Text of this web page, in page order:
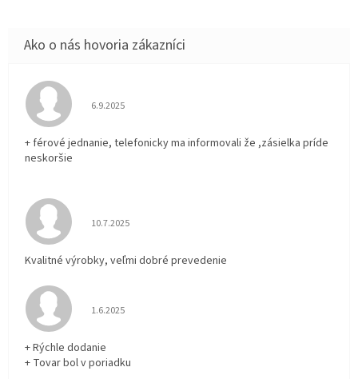
Hodnotenie obchodu je 5 z 5 hviezdičiek.
6.9.2025
+ férové jednanie, telefonicky ma informovali že ,zásielka príde
neskoršie
Hodnotenie obchodu je 5 z 5 hviezdičiek.
10.7.2025
Kvalitné výrobky, veľmi dobré prevedenie
Hodnotenie obchodu je 5 z 5 hviezdičiek.
1.6.2025
+ Rýchle dodanie
+ Tovar bol v poriadku